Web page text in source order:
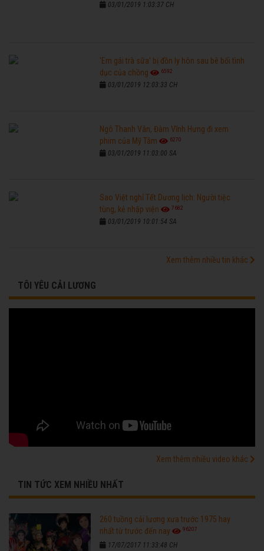
03/01/2019 1:03:37 CH
'Em gái trà sữa' bị đồn ly hôn sau bê bối tình
dục của chồng
6592
03/01/2019 12:03:33 CH
Ngô Thanh Vân, Đàm Vĩnh Hưng đi xem
phim của Mỹ Tâm
6270
03/01/2019 11:03:00 SA
Sao Việt nghỉ Tết Dương lịch: Người tiệc
tùng, kẻ nhập viện
7682
03/01/2019 10:01:54 SA
Xem thêm nhiều tin khác
TÔI YÊU CẢI LƯƠNG
Xem thêm nhiều video khác
TIN TỨC XEM NHIỀU NHẤT
260 tuồng cải lương xưa trước 1975 hay
nhất từ trước đến nay
96207
17/07/2017 11:33:48 CH